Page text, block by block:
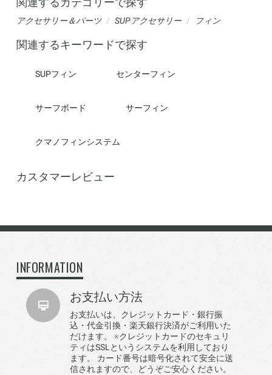
アクセサリー＆パーツ SUPアクセサリー フィン
関連するキーワードで探す
SUPフィン センターフィン
サーフボード サーフィン
クマノフィンシステム
カスタマーレビュー
INFORMATION
お支払い方法
お支払いは、クレジットカード・銀行振
込・代金引換・楽天銀行決済がご利用いた
だけます。 ※クレジットカードのセキュリ
ティはSSLというシステムを利用しており
ます。 カード番号は暗号化されて安全に送
信されますので、どうぞご安心ください。